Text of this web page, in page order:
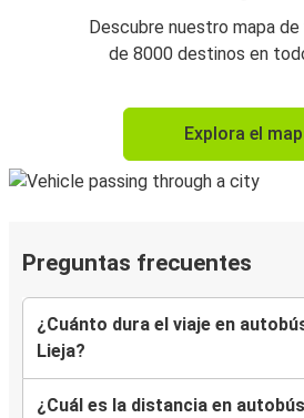
Descubre nuestro mapa de
de 8000 destinos en
Explora el
Preguntas frecuentes
¿Cuánto dura el viaje en
Lieja?
¿Cuál es la distancia en